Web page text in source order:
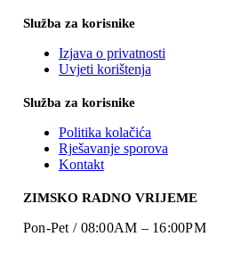
Služba za korisnike
Izjava o privatnosti
Uvjeti korištenja
Služba za korisnike
Politika kolačića
Rješavanje sporova
Kontakt
ZIMSKO RADNO VRIJEME
Pon-Pet / 08:00AM – 16:00PM